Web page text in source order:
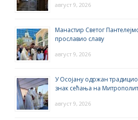
август 9, 2026
Манастир Светог
прославио славу
август 9, 2026
У Осојану одржан
знак сећања на
август 9, 2026